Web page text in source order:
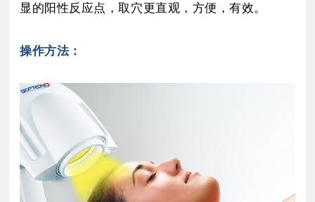
显的阳性反应点，取穴更直观，方便，有效。
操作方法：